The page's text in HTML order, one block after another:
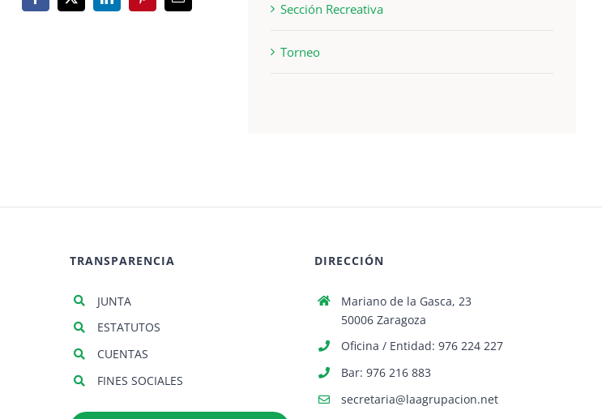
Sección Recreativa
Torneo
TRANSPARENCIA
JUNTA
ESTATUTOS
CUENTAS
FINES SOCIALES
DIRECCIÓN
Mariano de la Gasca, 23
50006 Zaragoza
Oficina / Entidad: 976 224 227
Bar: 976 216 883
secretaria@laagrupacion.net